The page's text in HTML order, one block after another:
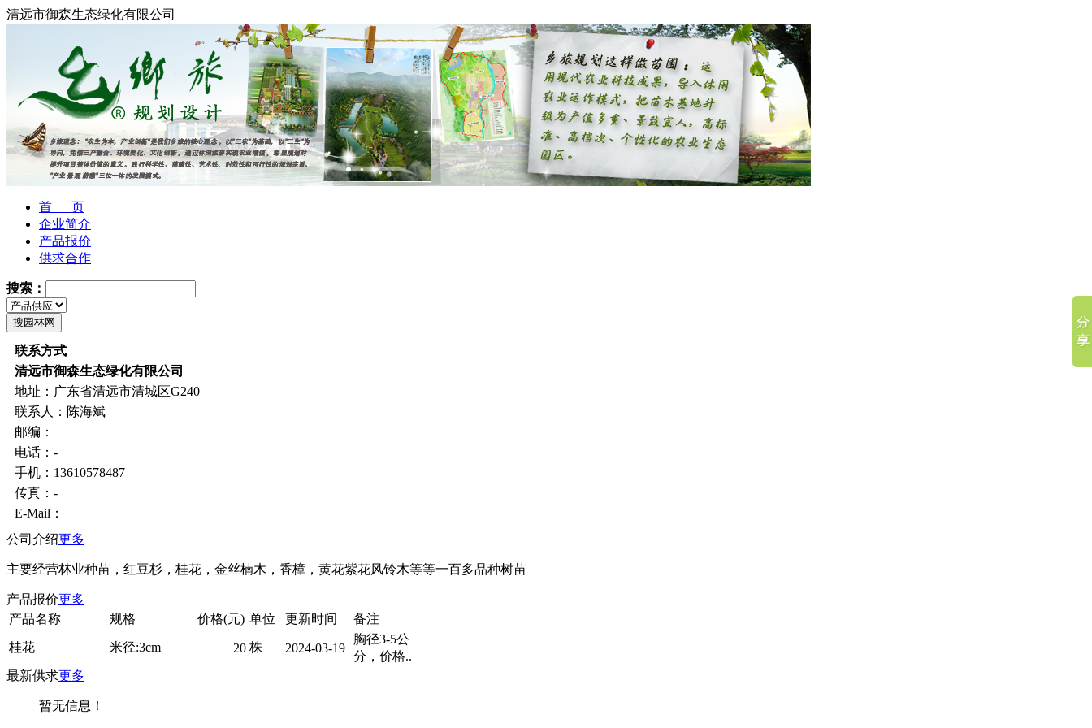
清远市御森生态绿化有限公司
首 页
企业简介
产品报价
供求合作
搜索：
联系方式
清远市御森生态绿化有限公司
地址：广东省清远市清城区G240
联系人：陈海斌
邮编：
电话：-
手机：13610578487
传真：-
E-Mail：
公司介绍更多
主要经营林业种苗，红豆杉，桂花，金丝楠木，香樟，黄花紫花风铃木等等一百多品种树苗
产品报价更多
产品名称
规格 价格(元) 单位 更新时间 备注
桂花 米径:3cm 20 株 2024-03-19
胸径3-5公
分，价格..
最新供求更多
暂无信息！